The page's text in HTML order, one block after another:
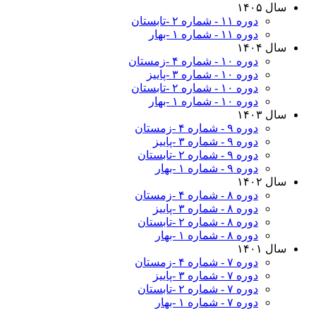
سال ۱۴۰۵
دوره ۱۱ - شماره ۲ -تابستان
دوره ۱۱ - شماره ۱ -بهار
سال ۱۴۰۴
دوره ۱۰ - شماره ۴ -زمستان
دوره ۱۰ - شماره ۳ -پاييز
دوره ۱۰ - شماره ۲ -تابستان
دوره ۱۰ - شماره ۱ -بهار
سال ۱۴۰۳
دوره ۹ - شماره ۴ -زمستان
دوره ۹ - شماره ۳ -پاييز
دوره ۹ - شماره ۲ -تابستان
دوره ۹ - شماره ۱ -بهار
سال ۱۴۰۲
دوره ۸ - شماره ۴ -زمستان
دوره ۸ - شماره ۳ -پاییز
دوره ۸ - شماره ۲ -تابستان
دوره ۸ - شماره ۱ -بهار
سال ۱۴۰۱
دوره ۷ - شماره ۴ -زمستان
دوره ۷ - شماره ۳ -پاييز
دوره ۷ - شماره ۲ -تابستان
دوره ۷ - شماره ۱ -بهار